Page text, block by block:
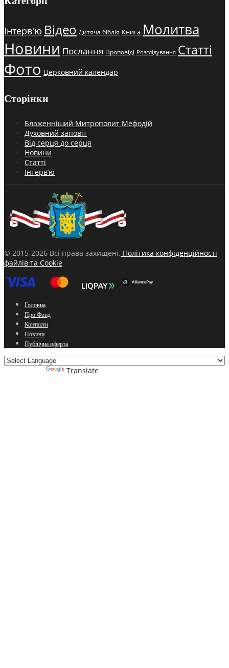
Інтерв'ю Відео Дитяча біблія Книга Молитва
Новини Послання Проповіді Розслідування Статті
Фото Церковний календар
Сторінки
Блаженніший Митрополит Мефодій
Духовний заповіт
Від серця до серця
Новини
Статті
Інтерв’ю
© 2015-2026 Всі права захищені. Політика конфіденційності
файлів та Cookie
Головна
Про Фонд
Контакти
Новини
Публічна оферта
Translate